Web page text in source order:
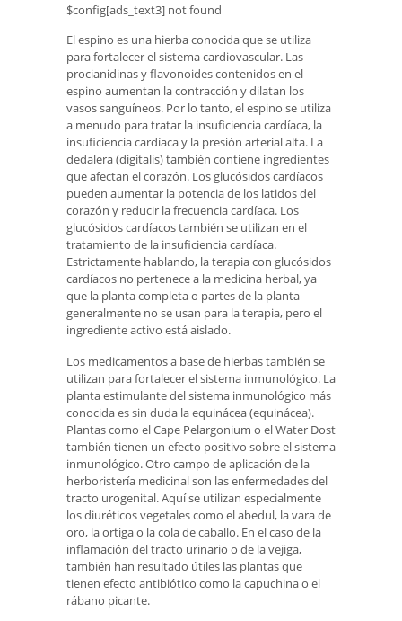
$config[ads_text3] not found
El espino es una hierba conocida que se utiliza
para fortalecer el sistema cardiovascular. Las
procianidinas y flavonoides contenidos en el
espino aumentan la contracción y dilatan los
vasos sanguíneos. Por lo tanto, el espino se utiliza
a menudo para tratar la insuficiencia cardíaca, la
insuficiencia cardíaca y la presión arterial alta. La
dedalera (digitalis) también contiene ingredientes
que afectan el corazón. Los glucósidos cardíacos
pueden aumentar la potencia de los latidos del
corazón y reducir la frecuencia cardíaca. Los
glucósidos cardíacos también se utilizan en el
tratamiento de la insuficiencia cardíaca.
Estrictamente hablando, la terapia con glucósidos
cardíacos no pertenece a la medicina herbal, ya
que la planta completa o partes de la planta
generalmente no se usan para la terapia, pero el
ingrediente activo está aislado.
Los medicamentos a base de hierbas también se
utilizan para fortalecer el sistema inmunológico. La
planta estimulante del sistema inmunológico más
conocida es sin duda la equinácea (equinácea).
Plantas como el Cape Pelargonium o el Water Dost
también tienen un efecto positivo sobre el sistema
inmunológico. Otro campo de aplicación de la
herboristería medicinal son las enfermedades del
tracto urogenital. Aquí se utilizan especialmente
los diuréticos vegetales como el abedul, la vara de
oro, la ortiga o la cola de caballo. En el caso de la
inflamación del tracto urinario o de la vejiga,
también han resultado útiles las plantas que
tienen efecto antibiótico como la capuchina o el
rábano picante.